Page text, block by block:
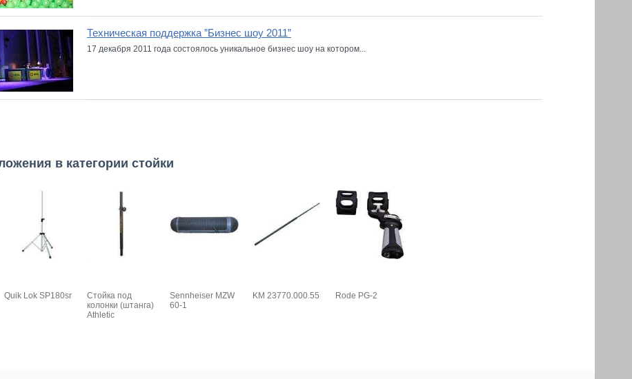
Техническая поддержка ”Бизнес шоу 2011”
17 декабря 2011 года состоялось уникальное бизнес шоу на котором...
в категории стойки
Quik Lok SP180sr
Стойка под
колонки (штанга)
Athletic
Sennheiser MZW
60-1
KM 23770.000.55 Rode PG-2